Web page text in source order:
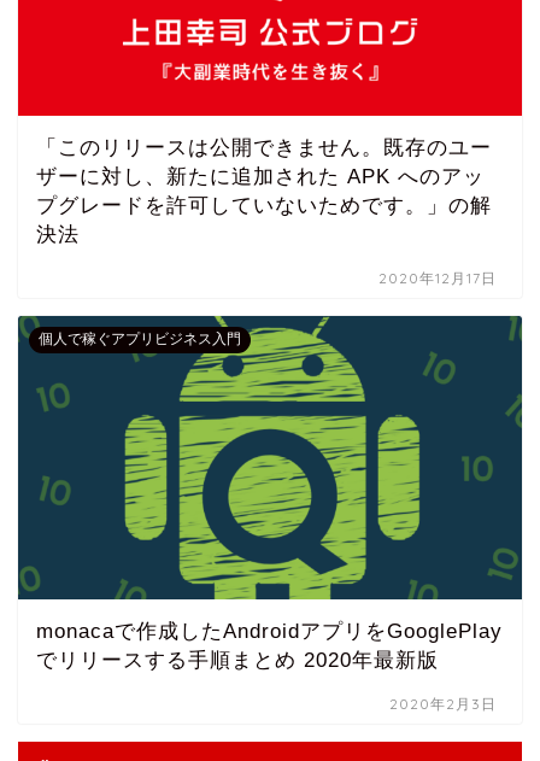
「このリリースは公開できません。既存のユー
ザーに対し、新たに追加された APK へのアッ
プグレードを許可していないためです。」の解
決法
2020年12月17日
個人で稼ぐアプリビジネス入門
monacaで作成したAndroidアプリをGooglePlay
でリリースする手順まとめ 2020年最新版
2020年2月3日